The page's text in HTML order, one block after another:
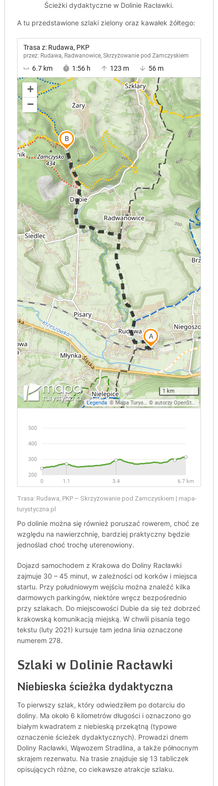
Ścieżki dydaktyczne w Dolinie Racławki.
A tu przedstawione szlaki zielony oraz kawałek żółtego:
Trasa: Rudawa, PKP – Skrzyżowanie pod Zamczyskiem | mapa-
turystyczna.pl
Po dolinie można się również poruszać rowerem, choć ze
względu na nawierzchnię, bardziej praktyczny będzie
jednoślad choć trochę uterenowiony.
Dojazd samochodem z Krakowa do Doliny Racławki
zajmuje 30 – 45 minut, w zależności od korków i miejsca
startu. Przy południowym wejściu można znaleźć kilka
darmowych parkingów, niektóre wręcz bezpośrednio
przy szlakach. Do miejscowości Dubie da się też dobrzeć
krakowską komunikacją miejską. W chwili pisania tego
tekstu (luty 2021) kursuje tam jedna linia oznaczone
numerem 278.
Szlaki w Dolinie Racławki
Niebieska ścieżka dydaktyczna
To pierwszy szlak, który odwiedziłem po dotarciu do
doliny. Ma około 6 kilometrów długości i oznaczono go
białym kwadratem z niebieską przekątną (typowe
oznaczenie ścieżek dydaktycznych). Prowadzi dnem
Doliny Racławki, Wąwozem Stradlina, a także północnym
skrajem rezerwatu. Na trasie znajduje się 13 tabliczek
opisujących różne, co ciekawsze atrakcje szlaku.